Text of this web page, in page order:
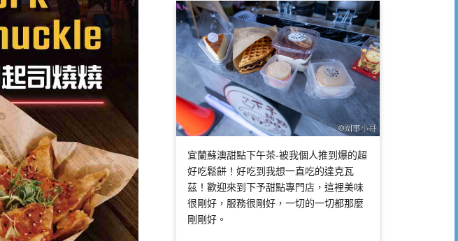
宜蘭蘇澳甜點下午茶-被我個人推到爆的超
好吃鬆餅！好吃到我想一直吃的達克瓦
茲！歡迎來到下予甜點專門店，這裡美味
很剛好，服務很剛好，一切的一切都那麼
剛剛好。